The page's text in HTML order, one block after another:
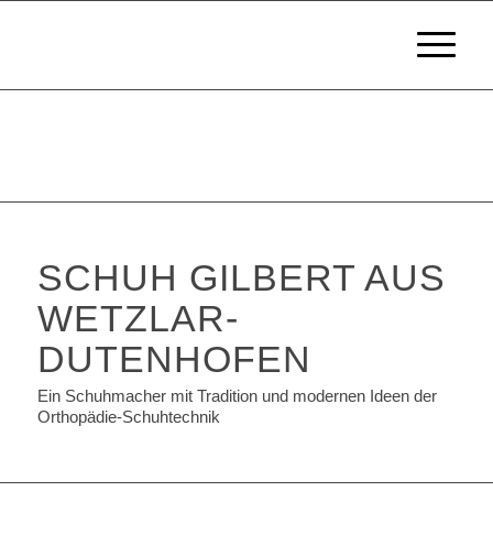
SCHUH GILBERT AUS
WETZLAR-
DUTENHOFEN
Ein Schuhmacher mit Tradition und modernen Ideen der
Orthopädie-Schuhtechnik